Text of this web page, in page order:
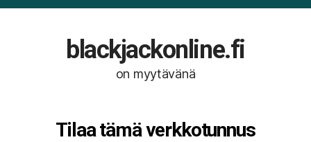
blackjackonline.fi
on myytävänä
Tilaa tämä verkkotunnus